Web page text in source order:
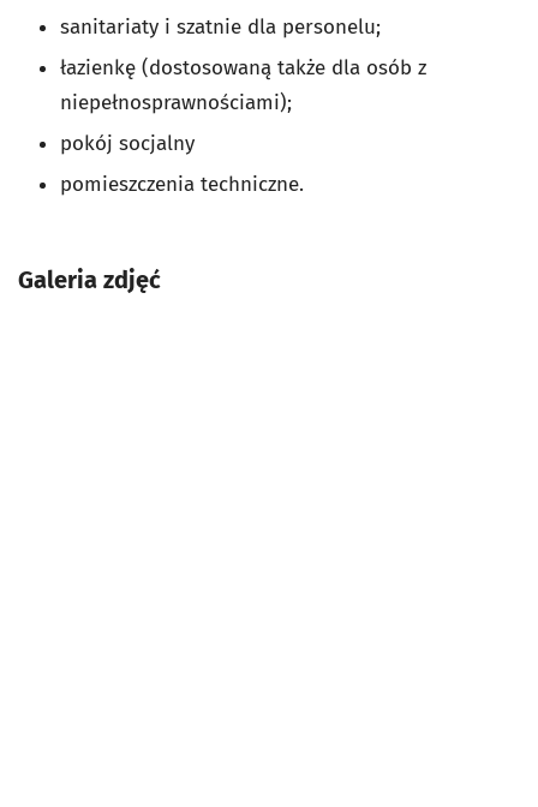
sanitariaty i szatnie dla personelu;
łazienkę (dostosowaną także dla osób z
niepełnosprawnościami);
pokój socjalny
pomieszczenia techniczne.
Galeria zdjęć